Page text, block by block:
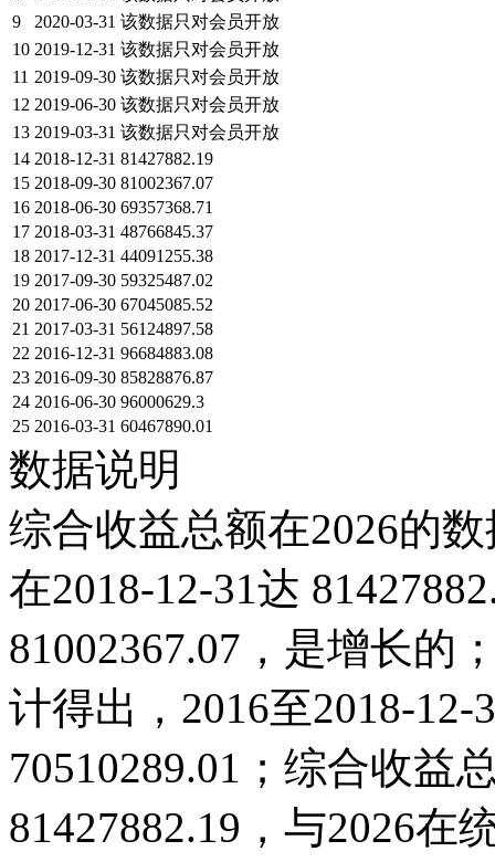
9
2020-03-31 该数据只对会员开放
10 2019-12-31 该数据只对会员开放
11 2019-09-30 该数据只对会员开放
12 2019-06-30 该数据只对会员开放
13 2019-03-31 该数据只对会员开放
14 2018-12-31 81427882.19
15 2018-09-30 81002367.07
16 2018-06-30 69357368.71
17 2018-03-31 48766845.37
18 2017-12-31 44091255.38
19 2017-09-30 59325487.02
20 2017-06-30 67045085.52
21 2017-03-31 56124897.58
22 2016-12-31 96684883.08
23 2016-09-30 85828876.87
24 2016-06-30 96000629.3
25 2016-03-31 60467890.01
数据说明
综合收益总额在2026的
在2018-12-31达
81002367.07，是增长的
计得出，2016至2018-
70510289.01；综合收益
81427882.19，与2026在